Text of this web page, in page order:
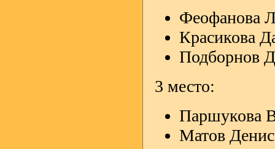
Феофанова
Красикова
Подборнов
3 место:
Паршукова
Матов